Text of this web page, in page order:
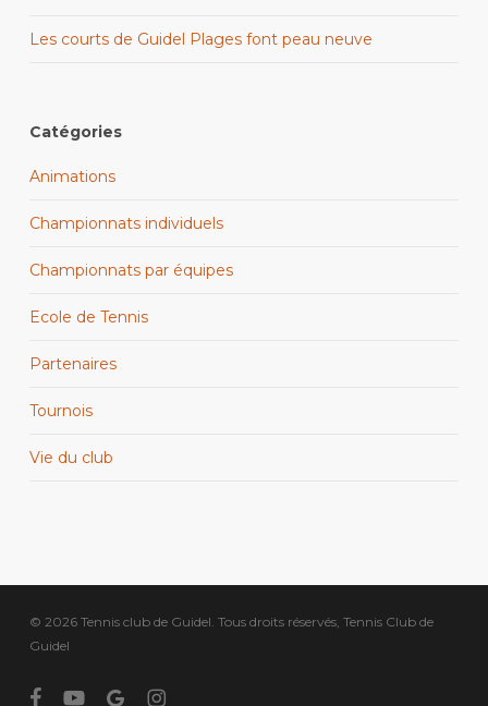
Les courts de Guidel Plages font peau neuve
Catégories
Animations
Championnats individuels
Championnats par équipes
Ecole de Tennis
Partenaires
Tournois
Vie du club
© 2026 Tennis club de Guidel. Tous droits réservés, Tennis Club de
Guidel